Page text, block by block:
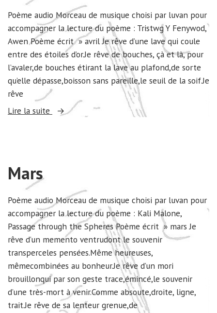
Poème audio Morceau de musique choisi par luvan pour
accompagner la lecture du poème : Tristwg Y Fenywod,
Awen Poème écrit » avril Je rêve d’une lave qui coule
entre des étoiles d’or.Je rêve de bouches, çà et là, pour
l’avaler,de bouches étirant la lave au plafond,de sorte
qu’elle dépasse,boisson sans pareille,le seuil de la soif.Je
rêve
Lire la suite
« Avril »
Mars
Poème audio Morceau de musique choisi par luvan pour
accompagner la lecture du poème : Kali Malone,
Passage through the Spheres Poème écrit » mars Je
rêve d’un memento ventrudont le souvenir
transperceles pensées.Même heureuses,
mêmecombinées au bonheur.Je rêve d’un mori
brouillonqui par son geste trace,émincé,le souvenir
d’une très-mort à venir.Comme absoute,droite, ligne,
trait.Je rêve de sa lenteur grenue,de